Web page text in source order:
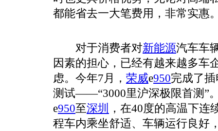
都能省去一大笔费用，非常实惠
对于消费者对新能源汽车车
因素的担心，已经有越来越多车
虑。今年7月， 荣威e950完成了
测试——“3000里沪深极限首测”
e950至深圳
，在40度的高温下连
程车内乘坐舒适、车辆运行良好